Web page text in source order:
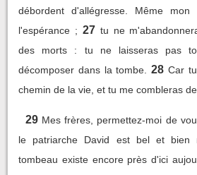
débordent d'allégresse. Même
l'espérance ; 27 tu ne
des morts : tu ne laisseras pas
décomposer dans la tombe.
28 Car
chemin de la vie, et tu me combleras
29 Mes frères, permettez-moi de
le patriarche David est bel et bien
tombeau existe encore près d'ici